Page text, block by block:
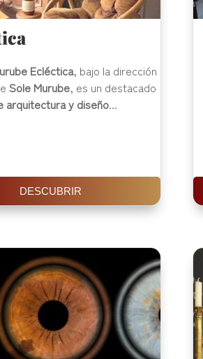
Ecléctica, bajo la dirección
Sole Murube, es un destacado
arquitectura y diseño...
DESCUBRIR